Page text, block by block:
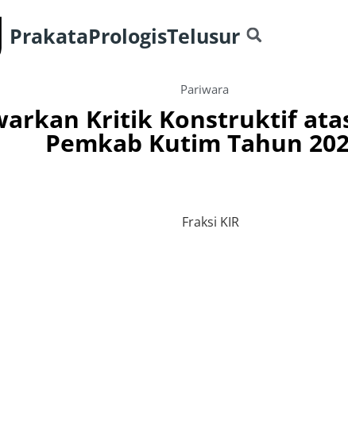
PrakataPrologisTelusur
Pariwara
Kritik Konstruktif
Pemkab Kutim Tahun